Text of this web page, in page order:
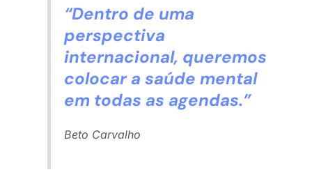
“Dentro de uma
perspectiva
internacional, queremos
colocar a saúde mental
em todas as agendas.”
Beto Carvalho